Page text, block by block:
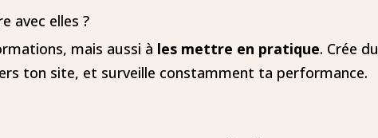
avec elles ?
mais aussi à les mettre en pratique. Crée du
ton site, et surveille constamment ta performance.